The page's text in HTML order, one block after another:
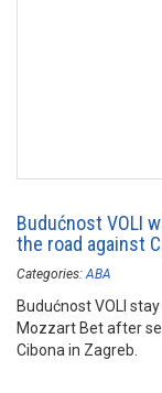
Budućnost VOLI
the road against
Categories: ABA
Budućnost VOLI
Mozzart Bet after
Cibona in Zagreb.